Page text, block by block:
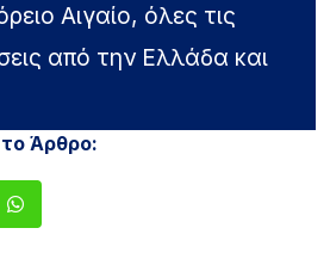
Αιγαίο, όλες τις
από την Ελλάδα και
Άρθρο: